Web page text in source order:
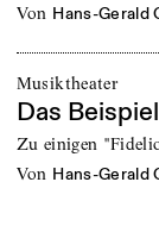
von Hans-Gerald
Musiktheater
Das
Zu einigen
von Hans-Gerald